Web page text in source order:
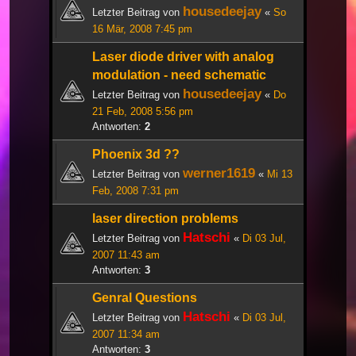
Letzter Beitrag von housedeejay« So
16 Mär, 2008 7:45 pm
Laser diode driver with analog
modulation - need schematic
Letzter Beitrag von housedeejay« Do
21 Feb, 2008 5:56 pm
Antworten: 2
Phoenix 3d ??
Letzter Beitrag von werner1619 « Mi 13
Feb, 2008 7:31 pm
laser direction problems
Letzter Beitrag von Hatschi « Di 03 Jul,
2007 11:43 am
Antworten: 3
Genral Questions
Letzter Beitrag von Hatschi « Di 03 Jul,
2007 11:34 am
Antworten: 3